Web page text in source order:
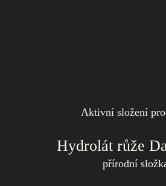
Aktivní složení
Hydrolát růže
přírodní